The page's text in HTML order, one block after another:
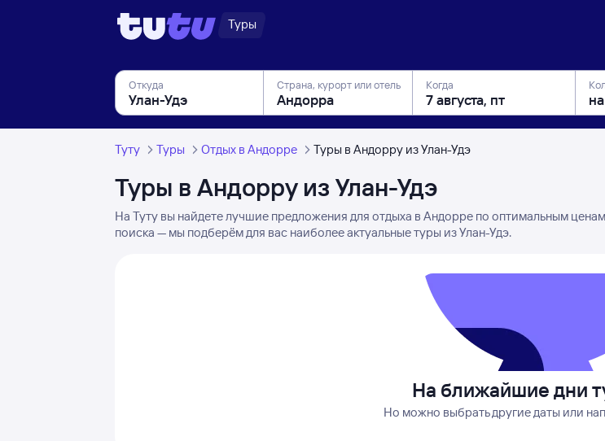
Туры
Откуда Страна, курорт или отель Когда
Туту Туры Отдых в Андорре Туры в Андорру из Улан-Удэ
Туры в Андорру из Улан-Удэ
На Туту вы найдете лучшие предложения для отдыха в Андорре по оптимальным
поиска — мы подберём для вас наиболее актуальные туры из Улан-Удэ.
На ближайшие дни
Но можно выбрать другие даты или